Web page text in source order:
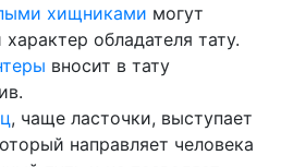
хищниками могут
обладателя тату.
вносит в тату
, чаще ласточки, выступает
направляет человека